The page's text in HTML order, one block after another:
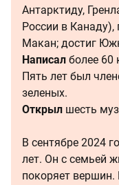
Антарктиду,
России в Канаду),
Макан; достиг
Написал более 60
Пять лет был
зеленых.
Открыл шесть
В сентябре 2024
лет. Он с семьей
покоряет вершин.